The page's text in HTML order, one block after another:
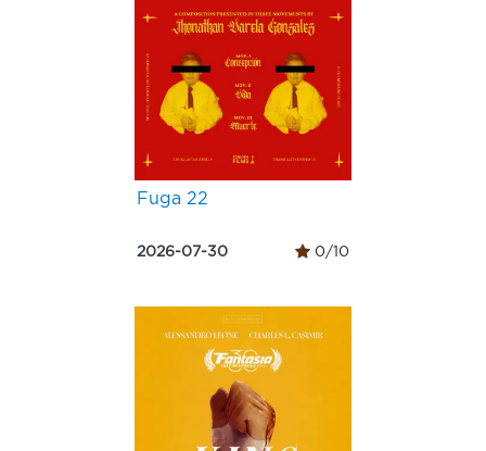
Fuga 22
2026-07-30 0/10